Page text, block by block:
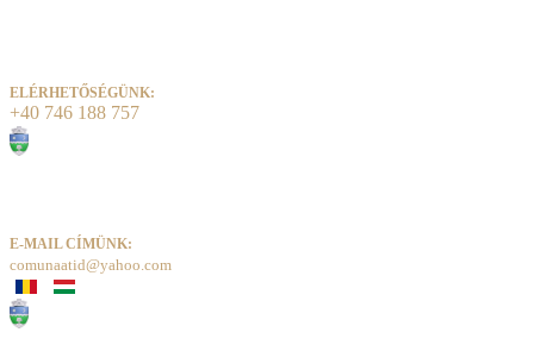
ELÉRHETŐSÉGÜNK:
+40 746 188 757
E-MAIL CÍMÜNK:
comunaatid@yahoo.com